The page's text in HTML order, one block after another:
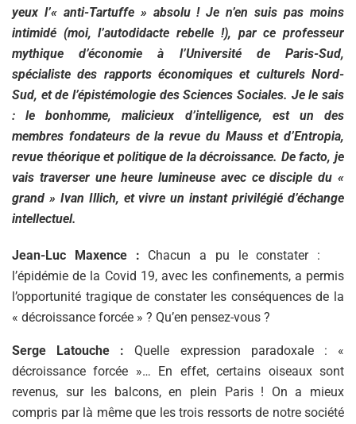
yeux l’« anti-Tartuffe » absolu ! Je n’en suis pas moins
intimidé (moi, l’autodidacte rebelle !), par ce professeur
mythique d’économie à l’Université de Paris-Sud,
spécialiste des rapports économiques et culturels Nord-
Sud, et de l’épistémologie des Sciences Sociales. Je le sais
: le bonhomme, malicieux d’intelligence, est un des
membres fondateurs de la revue du Mauss et d’Entropia,
revue théorique et politique de la décroissance. De facto, je
vais traverser une heure lumineuse avec ce disciple du «
grand » Ivan Illich, et vivre un instant privilégié d’échange
intellectuel.
Jean-Luc Maxence : Chacun a pu le constater :
l’épidémie de la Covid 19, avec les confinements, a permis
l’opportunité tragique de constater les conséquences de la
« décroissance forcée » ? Qu’en pensez-vous ?
Serge Latouche : Quelle expression paradoxale : «
décroissance forcée »… En effet, certains oiseaux sont
revenus, sur les balcons, en plein Paris ! On a mieux
compris par là même que les trois ressorts de notre société